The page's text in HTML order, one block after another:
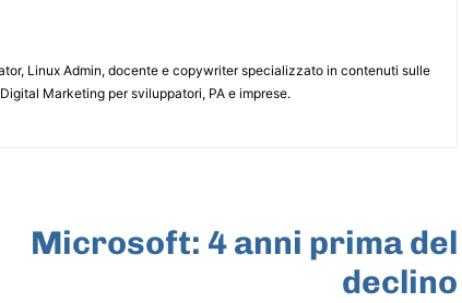
Linux Admin, docente e copywriter specializzato in contenuti sulle
Marketing per sviluppatori, PA e imprese.
Microsoft: 4 anni prima del
declino